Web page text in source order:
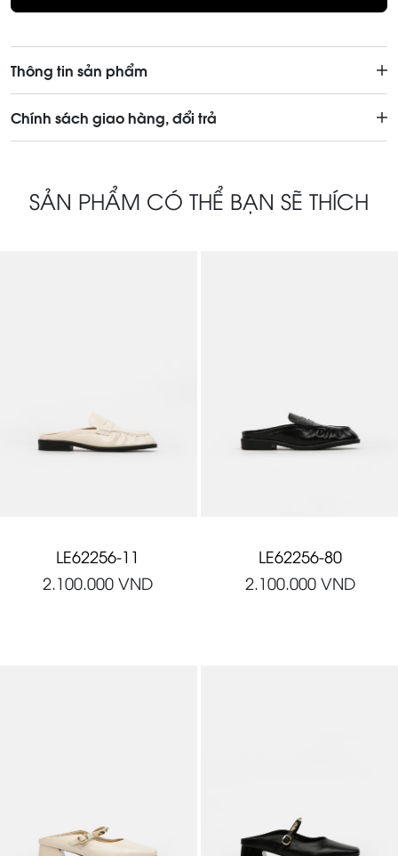
Thông tin sản phẩm
Chính sách giao hàng, đổi trả
SẢN PHẨM CÓ THỂ BẠN SẼ THÍCH
LE62256-11
2.100.000 VND
LE62256-80
2.100.000 VND